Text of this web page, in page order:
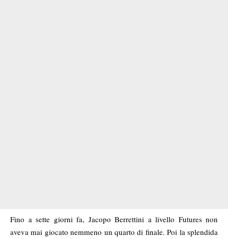
Fino a sette giorni fa, Jacopo Berrettini a livello Futures non
aveva mai giocato nemmeno un quarto di finale. Poi la splendida